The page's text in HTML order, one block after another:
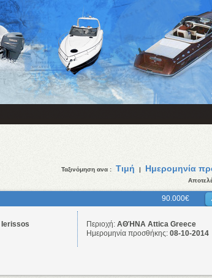
Ταξινόμηση ανα : Τιμή | Ημερομηνία
90.000€
Ierissos
Περιοχή: ΑΘΉΝΑ Attica Greece
Ημερομηνία προσθήκης: 08-10-2014